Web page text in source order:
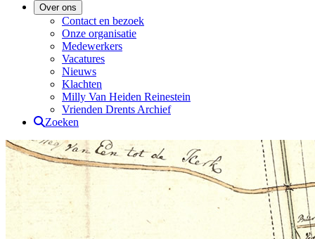
Over ons
Contact en bezoek
Onze organisatie
Medewerkers
Vacatures
Nieuws
Klachten
Milly Van Heiden Reinestein
Vrienden Drents Archief
Zoeken
Drents Archief